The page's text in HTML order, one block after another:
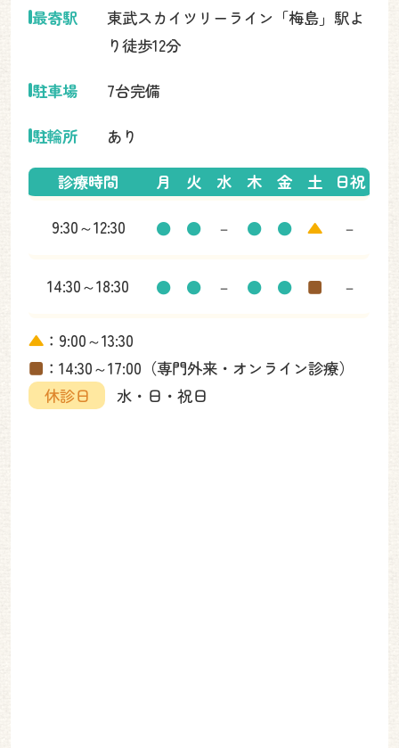
最寄駅
東武スカイツリーライン「梅島」駅よ
り徒歩12分
駐車場 7台完備
駐輪所 あり
▲ ：9:00～13:30
■ ：14:30～17:00（専門外来・オンライン診療）
休診日
水・日・祝日
診療時間 月 火 水 木 金 土 日祝
9:30～12:30 ● ● － ● ● ▲ －
14:30～18:30 ● ● － ● ● ■ －